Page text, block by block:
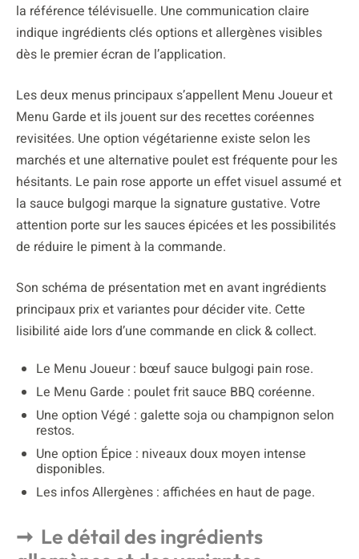
la référence télévisuelle. Une communication claire
indique ingrédients clés options et allergènes visibles
dès le premier écran de l’application.
Les deux menus principaux s’appellent Menu Joueur et
Menu Garde et ils jouent sur des recettes coréennes
revisitées. Une option végétarienne existe selon les
marchés et une alternative poulet est fréquente pour les
hésitants. Le pain rose apporte un effet visuel assumé et
la sauce bulgogi marque la signature gustative. Votre
attention porte sur les sauces épicées et les possibilités
de réduire le piment à la commande.
Son schéma de présentation met en avant ingrédients
principaux prix et variantes pour décider vite. Cette
lisibilité aide lors d’une commande en click & collect.
Le Menu Joueur : bœuf sauce bulgogi pain rose.
Le Menu Garde : poulet frit sauce BBQ coréenne.
Une option Végé : galette soja ou champignon selon
restos.
Une option Épice : niveaux doux moyen intense
disponibles.
Les infos Allergènes : affichées en haut de page.
Le détail des ingrédients